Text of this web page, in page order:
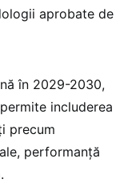
aprobate de
în 2029-2030,
includerea
precum
performanță